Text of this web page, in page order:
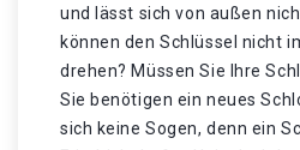
und lässt sich von außen
können den Schlüssel nicht
drehen? Müssen Sie Ihre
Sie benötigen ein neues
sich keine Sogen, denn ein